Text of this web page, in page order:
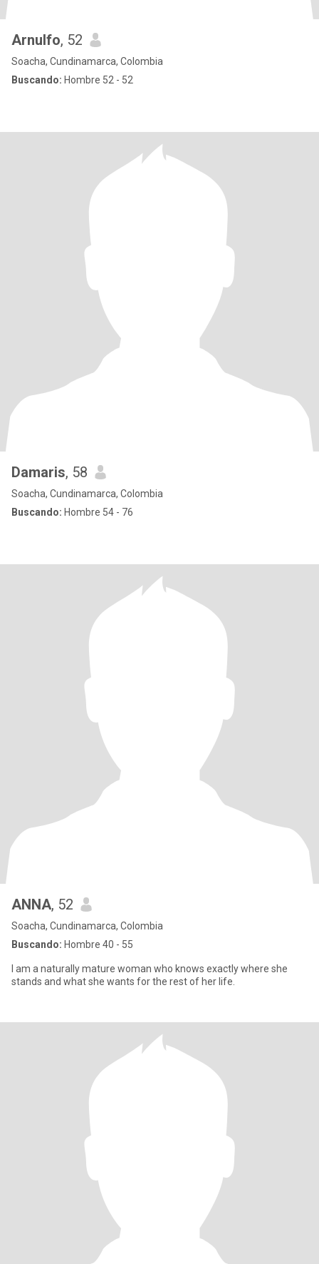
Arnulfo, 52
Soacha, Cundinamarca, Colombia
Buscando: Hombre 52 - 52
Damaris, 58
Soacha, Cundinamarca, Colombia
Buscando: Hombre 54 - 76
ANNA, 52
Soacha, Cundinamarca, Colombia
Buscando: Hombre 40 - 55
I am a naturally mature woman who knows exactly where she
stands and what she wants for the rest of her life.